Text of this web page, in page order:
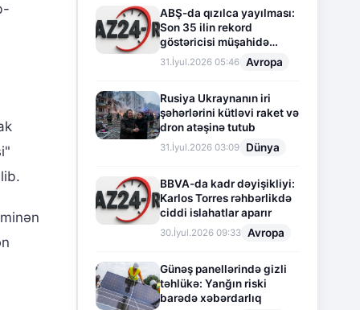
ABŞ-da qızılca yayılması:
Son 35 ilin rekord
göstəricisi müşahidə
olunur
31.İyul.2026 05:46 Avropa
Rusiya Ukraynanın iri
şəhərlərini kütləvi raket və
dron atəşinə tutub
31.İyul.2026 03:09 Dünya
BBVA-da kadr dəyişikliyi:
Karlos Torres rəhbərlikdə
ciddi islahatlar aparır
30.İyul.2026 09:33 Avropa
Günəş panellərində gizli
təhlükə: Yanğın riski
barədə xəbərdarlıq